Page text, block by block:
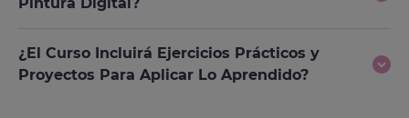
Pintura Digital?
¿El Curso Incluirá Ejercicios Prácticos y
Proyectos Para Aplicar Lo Aprendido?